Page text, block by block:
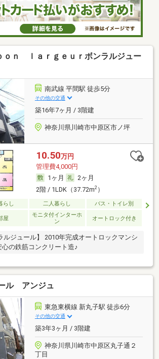
ｏｎ ｌａｒｇｅｕｒボンラルジュー
南武線 平間駅 徒歩5分
その他の交通
築16年7ヶ月 / 3階建
神奈川県川崎市中原区市ノ坪
10.50万円
管理費4,000円
1ヶ月
2ヶ月
2階 / 1LDK（37.72m2）
らし 二人暮らし バス・トイレ別
屋
モニタ付インターホ
ン
オートロック付き
ルジュール】 2010年完成オートロックマンシ
心の鉄筋コンクリート造♪
ル アンジュ
東急東横線 新丸子駅 徒歩6分
その他の交通
築3年3ヶ月 / 3階建
神奈川県川崎市中原区丸子通２
丁目